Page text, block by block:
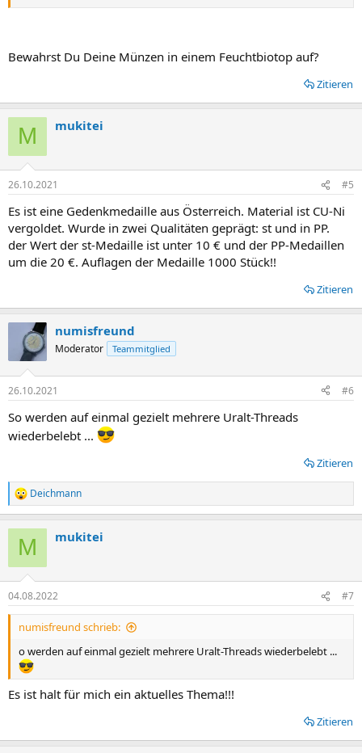
Bewahrst Du Deine Münzen in einem Feuchtbiotop auf?
Zitieren
M mukitei
26.10.2021 #5
Es ist eine Gedenkmedaille aus Österreich. Material ist CU-Ni
vergoldet. Wurde in zwei Qualitäten geprägt: st und in PP.
der Wert der st-Medaille ist unter 10 € und der PP-Medaillen
um die 20 €. Auflagen der Medaille 1000 Stück!!
Zitieren
numisfreund
Moderator Teammitglied
26.10.2021 #6
So werden auf einmal gezielt mehrere Uralt-Threads
wiederbelebt ...
Zitieren
R
e
e
n
Deichmann
M mukitei
04.08.2022 #7
numisfreund schrieb:
o werden auf einmal gezielt mehrere Uralt-Threads wiederbelebt ...
Es ist halt für mich ein aktuelles Thema!!!
Zitieren